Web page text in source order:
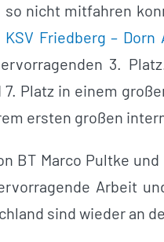
so nicht mitfahren
KSV Friedberg – Dorn
3.
Platz in einem
ersten großen
BT Marco Pultke
Arbeit
sind wieder an